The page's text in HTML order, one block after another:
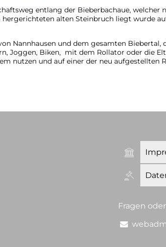
entlang der Bieberbachaue,
alten Steinbruch liegt wurde
Nannhausen und dem gesamten Biebertal,
Joggen, Biken, mit dem Rollator oder die
nutzen und auf einer der neu aufgestellten
Fragen